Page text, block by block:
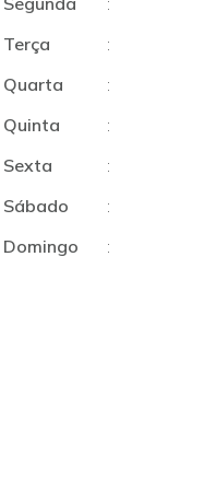
Terça
:
Quarta
:
Quinta
:
Sexta
:
Sábado
:
Domingo
: